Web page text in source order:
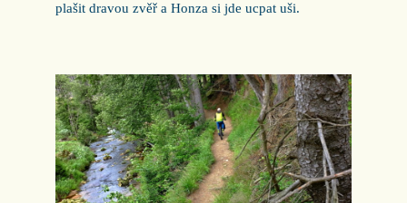
plašit dravou zvěř a Honza si jde ucpat uši.